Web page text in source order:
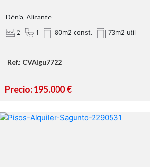
¿Qué te ofrecemos en nuestra
Tu próximo proyecto
* En nuestra agencia contamos
2 dormitorios
Dénia, Alicante
2 1 80m2 const. 73m2 util
Ref.: CVAIgu7722
Precio: 195.000 €
BONITO PISO EN ALQUILER EN EL